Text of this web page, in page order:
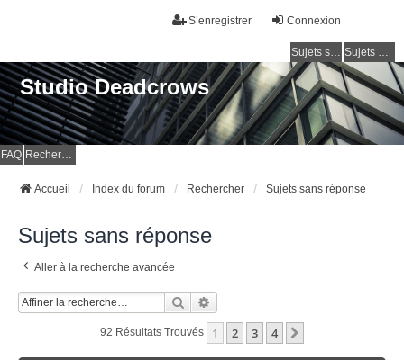
Connexion
S’enregistrer
Sujets sans réponse Sujets actifs
Studio Deadcrows
FAQ Rechercher
Accueil Index du forum Rechercher Sujets sans réponse
Sujets sans réponse
Aller à la recherche avancée
Rechercher
92 Résultats Trouvés 1 2 3 4